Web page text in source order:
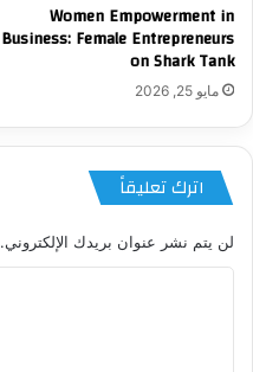
Women Empowerment in
Business: Female Entrepreneurs
on Shark Tank
مايو 25, 2026
اترك تعليقاً
لن يتم نشر عنوان بريدك الإلكتروني.